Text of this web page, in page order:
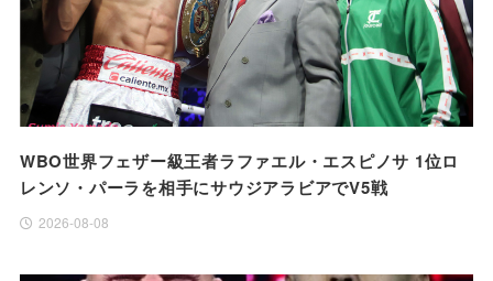
WBO世界フェザー級王者ラファエル・エスピノサ 1位ロ
レンソ・パーラを相手にサウジアラビアでV5戦
2026-08-08